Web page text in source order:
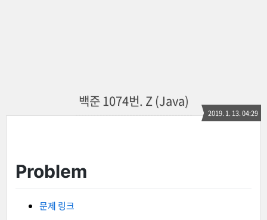
백준 1074번. Z (Java)
2019. 1. 13. 04:29
Problem
문제 링크